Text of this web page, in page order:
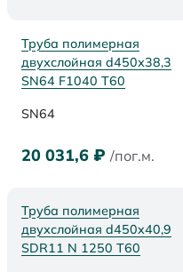
Труба полимерная
двухслойная d450х38,3
SN64 F1040 Т60
SN64
20 031,6 ₽ /пог.м.
Труба полимерная
двухслойная d450x40,9
SDR11 N 1250 Т60